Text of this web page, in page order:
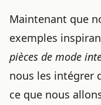
Maintenant que
exemples
pièces de mode
nous les intégrer
ce que nous